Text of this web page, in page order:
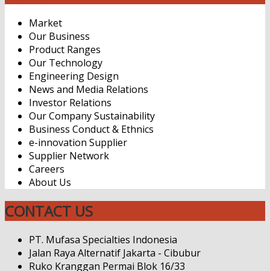
Market
Our Business
Product Ranges
Our Technology
Engineering Design
News and Media Relations
Investor Relations
Our Company Sustainability
Business Conduct & Ethnics
e-innovation Supplier
Supplier Network
Careers
About Us
CONTACT US
PT. Mufasa Specialties Indonesia
Jalan Raya Alternatif Jakarta - Cibubur
Ruko Kranggan Permai Blok 16/33